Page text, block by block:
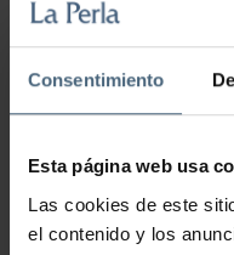
Consentimiento
Esta página web usa
Las cookies de este
el contenido y los